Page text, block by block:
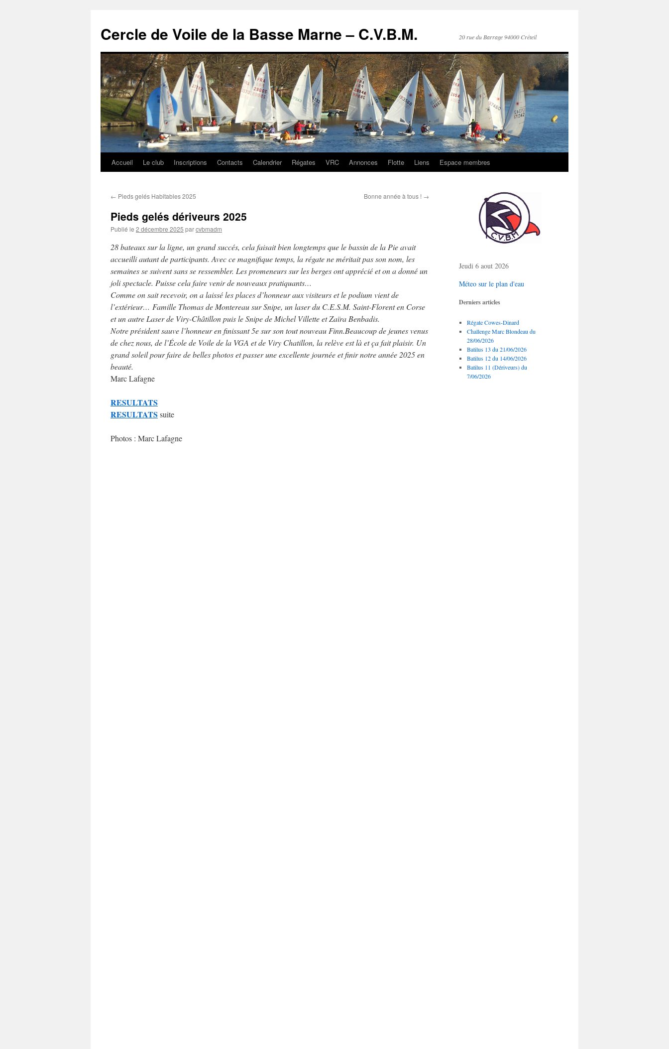
Cercle de Voile de la Basse Marne – C.V.B.M. 20 rue du Barrage 94000 Créteil
Aller
contenu
Accueil Le club Inscriptions Contacts Calendrier Régates VRC Annonces Flotte Liens Espace membres
← Pieds gelés Habitables 2025 Bonne année à tous ! →
Pieds gelés dériveurs 2025
Publié le 2 décembre 2025 parcvbmadm
28 bateaux sur la ligne, un grand succés, cela faisait bien longtemps que le bassin de la Pie avait
accueilli autant de participants. Avec ce magnifique temps, la régate ne méritait pas son nom, les
semaines se suivent sans se ressembler. Les promeneurs sur les berges ont apprécié et on a donné un
joli spectacle. Puisse cela faire venir de nouveaux pratiquants…
Comme on sait recevoir, on a laissé les places d’honneur aux visiteurs et le podium vient de
l’extérieur… Famille Thomas de Montereau sur Snipe, un laser du C.E.S.M. Saint-Florent en Corse
et un autre Laser de Viry-Châtillon puis le Snipe de Michel Villette et Zaïra Benbadis.
Notre président sauve l’honneur en finissant 5e sur son tout nouveau Finn.Beaucoup de jeunes venus
de chez nous, de l’École de Voile de la VGA et de Viry Chatillon, la relève est là et ça fait plaisir. Un
grand soleil pour faire de belles photos et passer une excellente journée et finir notre année 2025 en
beauté.
Marc Lafagne
RESULTATS
RESULTATS suite
Photos : Marc Lafagne
Jeudi 6 aout 2026
Méteo sur le plan d'eau
Derniers articles
Régate Cowes-Dinard
Challenge Marc Blondeau du
28/06/2026
Batilus 13 du 21/06/2026
Batilus 12 du 14/06/2026
Batilus 11 (Dériveurs) du
7/06/2026